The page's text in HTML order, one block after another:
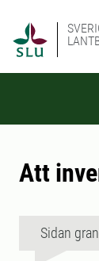
Att
Sidan